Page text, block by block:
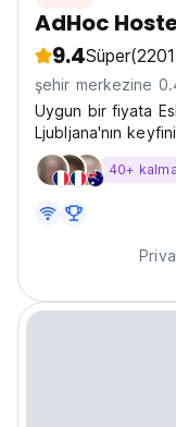
AdHoc
9.4Süper
şehir merkezine
Uygun bir fiyata
Ljubljana'nın
Preseren
Hostelimize40+